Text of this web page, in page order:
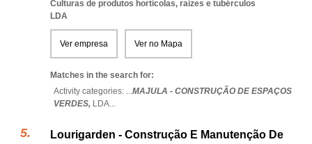
Culturas de produtos hortícolas, raízes e tubérculos
LDA
Ver empresa Ver no Mapa
Matches in the search for:
Activity categories: ...MAJULA - CONSTRUÇÃO DE ESPAÇOS
VERDES, LDA...
Lourigarden - Construção E Manutenção De